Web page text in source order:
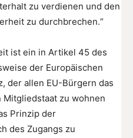
zu verdienen und den
zu durchbrechen.“
ist ein in Artikel 45 des
der Europäischen
der allen EU-Bürgern das
Mitgliedstaat zu wohnen
Prinzip der
des Zugangs zu